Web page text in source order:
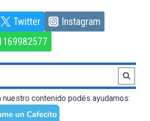
Twitter
Instagram
nuestro contenido podés ayudarnos: